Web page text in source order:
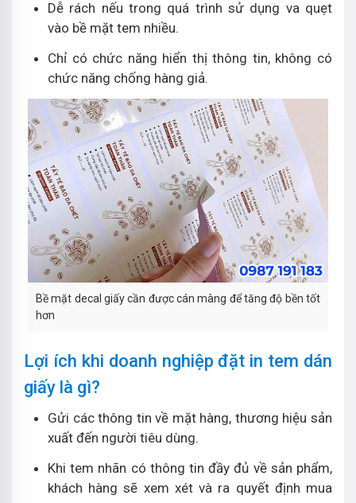
Dễ rách nếu trong quá trình sử dụng va quẹt
vào bề mặt tem nhiều.
Chỉ có chức năng hiển thị thông tin, không có
chức năng chống hàng giả.
Bề mặt decal giấy cần được cán màng để tăng độ bền tốt
hơn
Lợi ích khi doanh nghiệp đặt in tem dán
giấy là gì?
Gửi các thông tin về mặt hàng, thương hiệu sản
xuất đến người tiêu dùng.
Khi tem nhãn có thông tin đầy đủ về sản phẩm,
khách hàng sẽ xem xét và ra quyết định mua